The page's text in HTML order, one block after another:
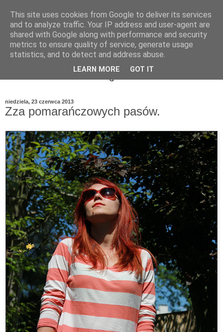
niedziela, 23 czerwca 2013
Zza pomarańczowych pasów.
This site uses cookies from Google to deliver its services
and to analyze traffic. Your IP address and user-agent are
shared with Google along with performance and security
metrics to ensure quality of service, generate usage
statistics, and to detect and address abuse.
LEARN MORE GOT IT